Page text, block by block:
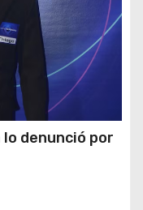
lo denunció por